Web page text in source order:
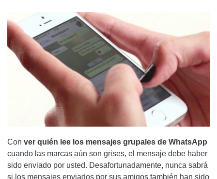
Con ver quién lee los mensajes grupales de WhatsApp
cuando las marcas aún son grises, el mensaje debe haber
sido enviado por usted. Desafortunadamente, nunca sabrá
si los mensajes enviados por sus amigos también han sido